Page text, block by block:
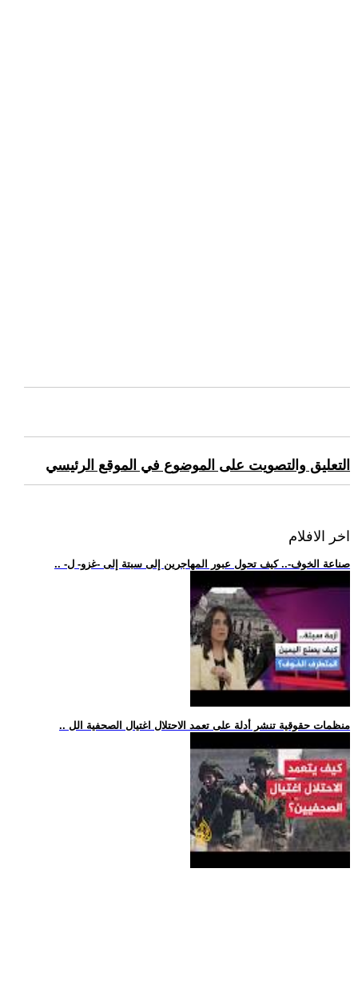
التعليق والتصويت على الموضوع في الموقع الرئيسي
اخر الافلام
.. -صناعة الخوف-.. كيف تحول عبور المهاجرين إلى سبتة إلى -غزو- ل
.. منظمات حقوقية تنشر أدلة على تعمد الاحتلال اغتيال الصحفية الل